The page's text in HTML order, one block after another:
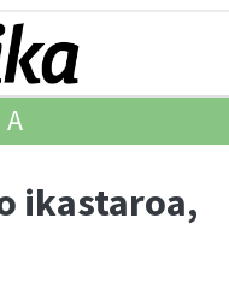
ikastaroa,